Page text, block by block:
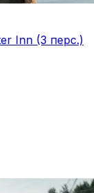
Inn (3 перс.)